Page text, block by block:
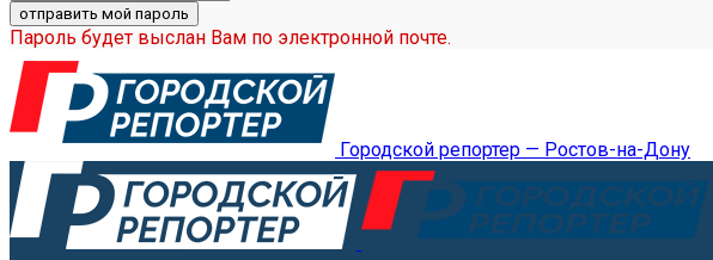
Пароль будет выслан Вам по электронной почте.
Городской репортер — Ростов-на-Дону